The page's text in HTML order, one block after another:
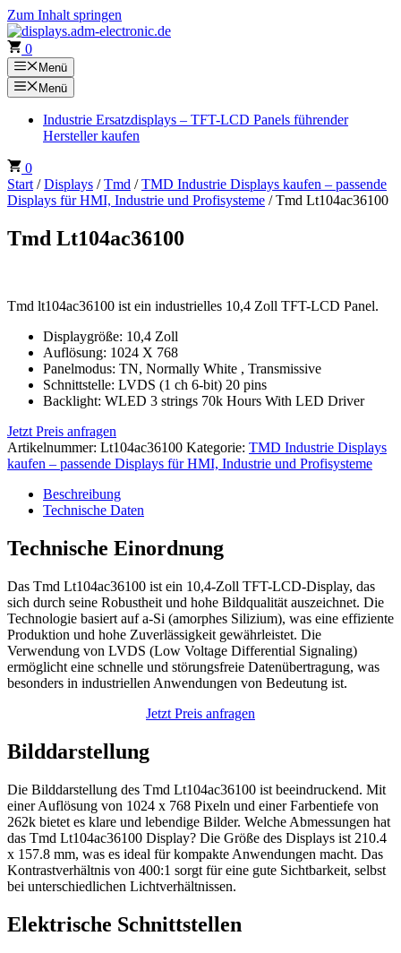
Zum Inhalt springen
0
Menü
Menü
Industrie Ersatzdisplays – TFT-LCD Panels führender
Hersteller kaufen
0
Start /Displays /Tmd /TMD Industrie Displays kaufen – passende
Displays für HMI, Industrie und Profisysteme / Tmd Lt104ac36100
Tmd Lt104ac36100
Tmd lt104ac36100 ist ein industrielles 10,4 Zoll TFT-LCD Panel.
Displaygröße: 10,4 Zoll
Auflösung: 1024 X 768
Panelmodus: TN, Normally White , Transmissive
Schnittstelle: LVDS (1 ch 6-bit) 20 pins
Backlight: WLED 3 strings 70k Hours With LED Driver
Jetzt Preis anfragen
Artikelnummer: Lt104ac36100 Kategorie: TMD Industrie Displays
kaufen – passende Displays für HMI, Industrie und Profisysteme
Beschreibung
Technische Daten
Technische Einordnung
Das Tmd Lt104ac36100 ist ein 10,4-Zoll TFT-LCD-Display, das
sich durch seine Robustheit und hohe Bildqualität auszeichnet. Die
Technologie basiert auf a-Si (amorphes Silizium), was eine effiziente
Produktion und hohe Zuverlässigkeit gewährleistet. Die
Verwendung von LVDS (Low Voltage Differential Signaling)
ermöglicht eine schnelle und störungsfreie Datenübertragung, was
besonders in industriellen Anwendungen von Bedeutung ist.
Jetzt Preis anfragen
Bilddarstellung
Die Bilddarstellung des Tmd Lt104ac36100 ist beeindruckend. Mit
einer Auflösung von 1024 x 768 Pixeln und einer Farbentiefe von
262k bietet es klare und lebendige Bilder. Welche Abmessungen hat
das Tmd Lt104ac36100 Display? Die Größe des Displays ist 210.4
x 157.8 mm, was es ideal für kompakte Anwendungen macht. Das
Kontrastverhältnis von 400:1 sorgt für eine gute Sichtbarkeit, selbst
bei unterschiedlichen Lichtverhältnissen.
Elektrische Schnittstellen